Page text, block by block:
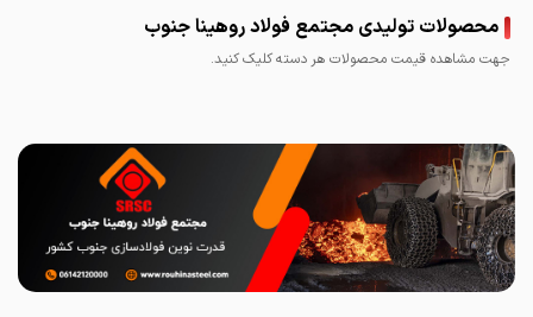
محصولات تولیدی مجتمع فولاد روهینا جنوب
جهت مشاهده قیمت محصولات هر دسته کلیک کنید.